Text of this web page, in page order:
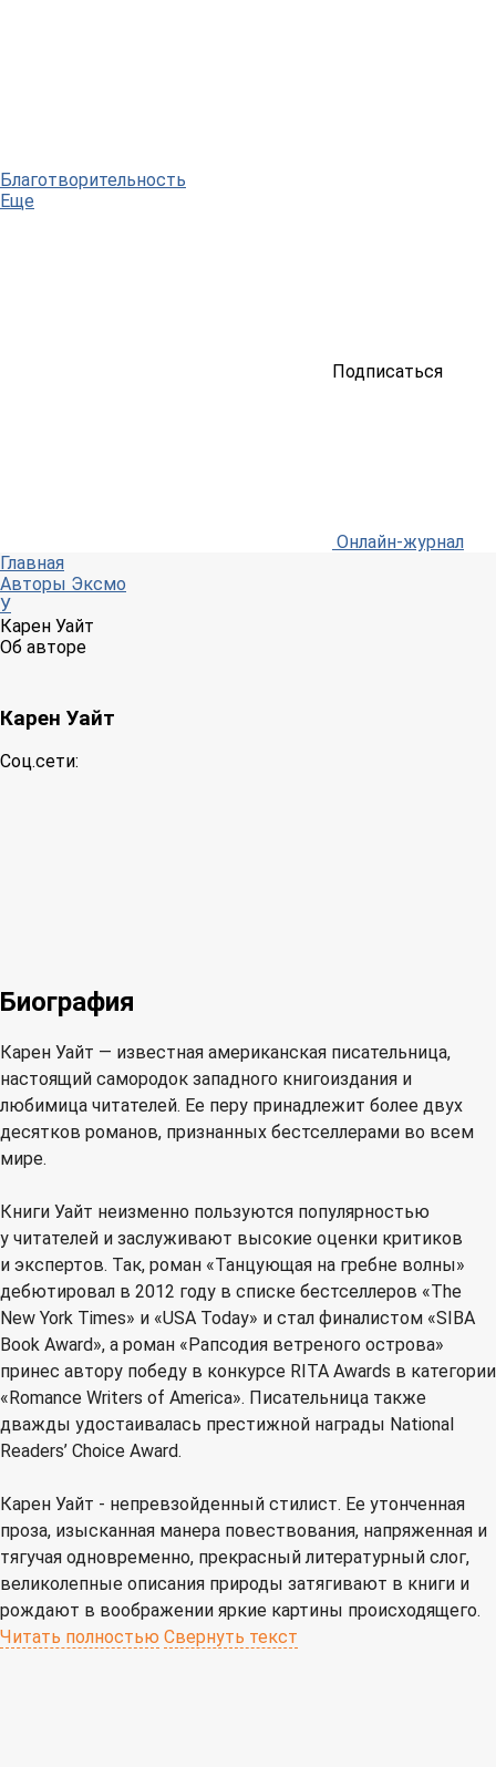
Благотворительность
Еще
Подписаться
Онлайн-журнал
Главная
Авторы Эксмо
У
Карен Уайт
Об авторе
Карен Уайт
Соц.сети:
Биография
Карен Уайт — известная американская писательница,
настоящий самородок западного книгоиздания и
любимица читателей. Ее перу принадлежит более двух
десятков романов, признанных бестселлерами во всем
мире.
Книги Уайт неизменно пользуются популярностью
у читателей и заслуживают высокие оценки критиков
и экспертов. Так, роман «Танцующая на гребне волны»
дебютировал в 2012 году в списке бестселлеров «The
New York Times» и «USA Today» и стал финалистом «SIBA
Book Award», а роман «Рапсодия ветреного острова»
принес автору победу в конкурсе RITA Awards в категории
«Romance Writers of America». Писательница также
дважды удостаивалась престижной награды National
Readers’ Choice Award.
Карен Уайт - непревзойденный стилист. Ее утонченная
проза, изысканная манера повествования, напряженная и
тягучая одновременно, прекрасный литературный слог,
великолепные описания природы затягивают в книги и
рождают в воображении яркие картины происходящего.
Читать полностью Свернуть текст